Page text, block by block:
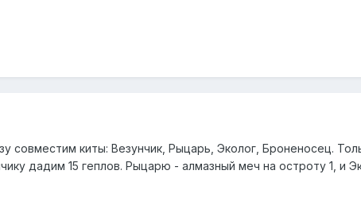
совместим киты: Везунчик, Рыцарь, Эколог, Броненосец.
дадим 15 геплов. Рыцарю - алмазный меч на остроту 1, и